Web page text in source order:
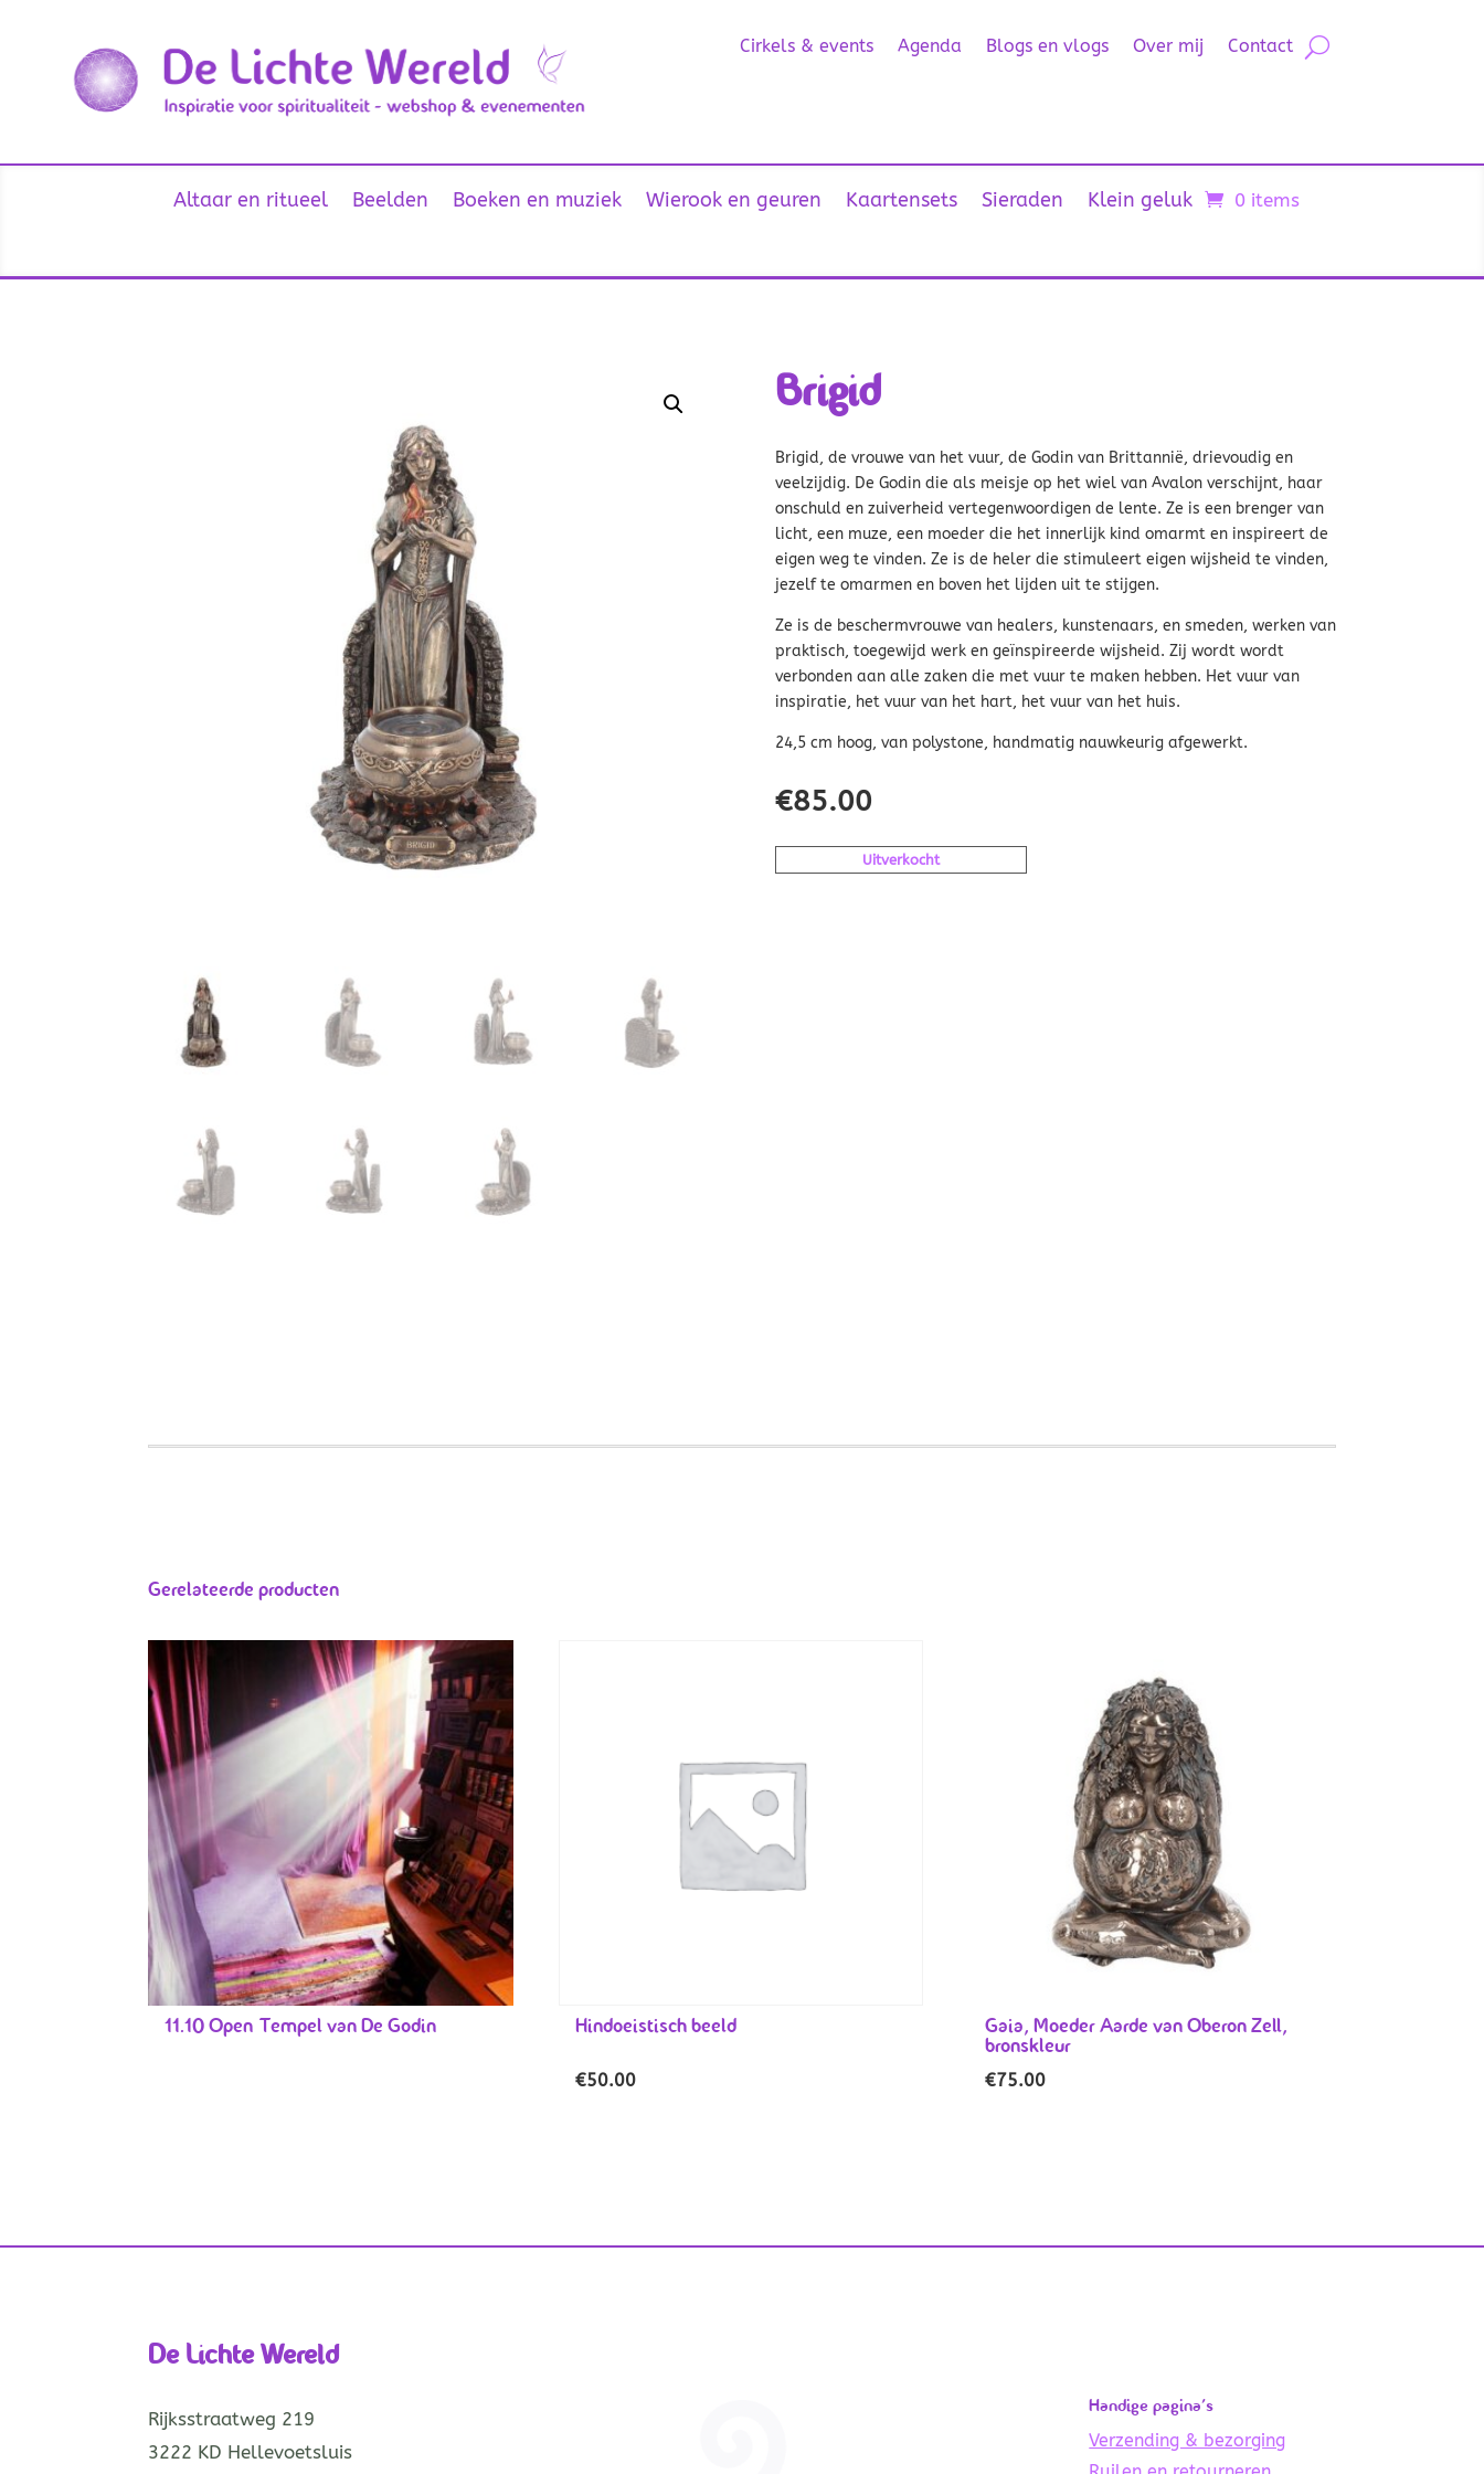
Cirkels & events Agenda Blogs en vlogs Over mij Contact
Altaar en ritueel Beelden Boeken en muziek Wierook en geuren Kaartensets Sieraden Klein geluk 0 items
Brigid
Brigid, de vrouwe van het vuur, de Godin van Brittannië, drievoudig en
veelzijdig. De Godin die als meisje op het wiel van Avalon verschijnt, haar
onschuld en zuiverheid vertegenwoordigen de lente. Ze is een brenger van
licht, een muze, een moeder die het innerlijk kind omarmt en inspireert de
eigen weg te vinden. Ze is de heler die stimuleert eigen wijsheid te vinden,
jezelf te omarmen en boven het lijden uit te stijgen.
Ze is de beschermvrouwe van healers, kunstenaars, en smeden, werken van
praktisch, toegewijd werk en geïnspireerde wijsheid. Zij wordt wordt
verbonden aan alle zaken die met vuur te maken hebben. Het vuur van
inspiratie, het vuur van het hart, het vuur van het huis.
24,5 cm hoog, van polystone, handmatig nauwkeurig afgewerkt.
€85.00
Uitverkocht
Gerelateerde producten
11.10 Open Tempel van De Godin Hindoeistisch beeld
€50.00
Gaia, Moeder Aarde van Oberon Zell,
bronskleur
€75.00
De Lichte Wereld
Rijksstraatweg 219
3222 KD Hellevoetsluis
Handige pagina’s
Verzending & bezorging